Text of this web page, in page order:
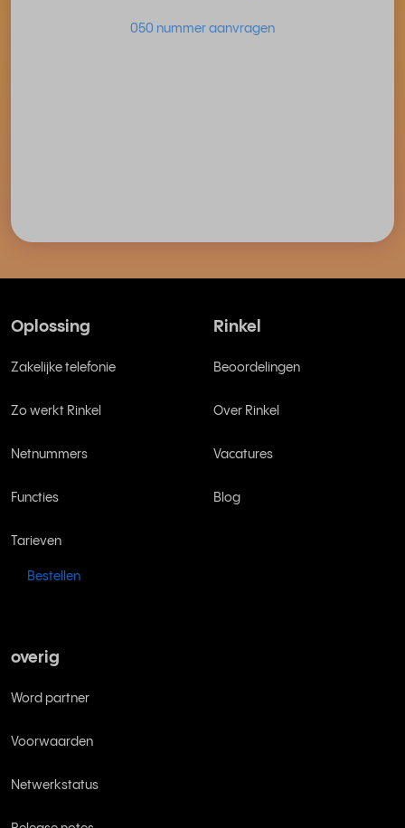
050 nummer aanvragen
Oplossing
Zakelijke telefonie
Zo werkt Rinkel
Netnummers
Functies
Tarieven
Bestellen
Rinkel
Beoordelingen
Over Rinkel
Vacatures
Blog
overig
Word partner
Voorwaarden
Netwerkstatus